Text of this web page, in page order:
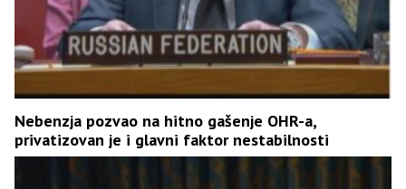
Nebenzja pozvao na hitno gašenje OHR-a,
privatizovan je i glavni faktor nestabilnosti